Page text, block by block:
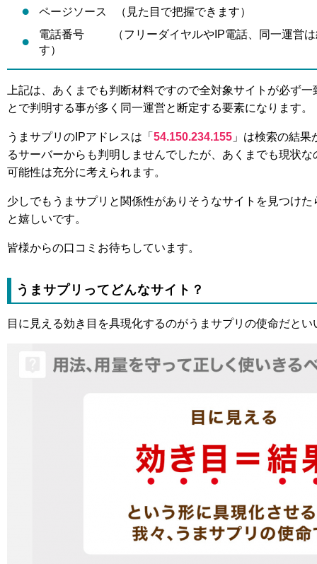
ページソース （見た目で把握できます）
電話番号 （フリーダイヤルやIP電話、同一運営は
す）
上記は、あくまでも判断材料ですので全対象サイトが必ず
とで判明する事が多く同一運営と断定する要素になります。
うまサプリのIPアドレスは「 54.150.234.155 」は検索の結
るサーバーからも判明しませんでしたが、あくまでも現状
可能性は充分に考えられます。
少しでもうまサプリと関係性がありそうなサイトを見つけ
と嬉しいです。
皆様からの口コミお待ちしています。
うまサプリってどんなサイト？
目に見える効き目を具現化するのがうまサプリの使命だとい